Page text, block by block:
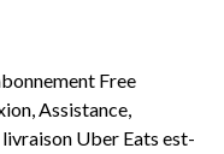
Free
Assistance,
livraison Uber Eats est-